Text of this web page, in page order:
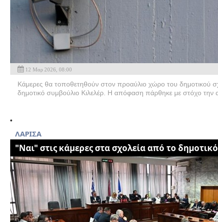
12 Μαρ 2026, 08:00
Κάμερες θα τοποθετηθούν στον προαύλιο χώρο του δημοτικού
δημοτικό συμβούλιο Κιλελέρ. Η απόφαση πάρθηκε με στόχο την
ΛΑΡΙΣΑ
"Ναι" στις κάμερες στα σχολεία από το